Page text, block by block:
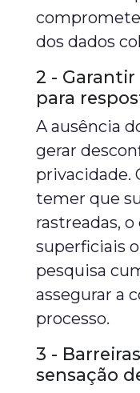
dos dados
2 -
para
A ausência
gerar
privacidade.
temer que
rastreadas,
superficiais
pesquisa
assegurar a
processo.
3 -
sensação